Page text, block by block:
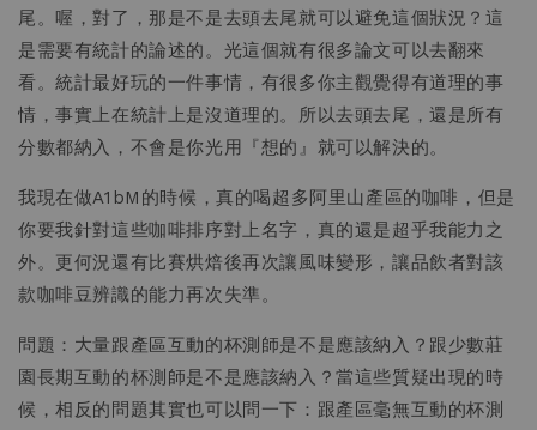
尾。喔，對了，那是不是去頭去尾就可以避免這個狀況？這
是需要有統計的論述的。光這個就有很多論文可以去翻來
看。統計最好玩的一件事情，有很多你主觀覺得有道理的事
情，事實上在統計上是沒道理的。所以去頭去尾，還是所有
分數都納入，不會是你光用『想的』就可以解決的。
我現在做A1bM的時候，真的喝超多阿里山產區的咖啡，但是
你要我針對這些咖啡排序對上名字，真的還是超乎我能力之
外。更何況還有比賽烘焙後再次讓風味變形，讓品飲者對該
款咖啡豆辨識的能力再次失準。
問題：大量跟產區互動的杯測師是不是應該納入？跟少數莊
園長期互動的杯測師是不是應該納入？當這些質疑出現的時
候，相反的問題其實也可以問一下：跟產區毫無互動的杯測